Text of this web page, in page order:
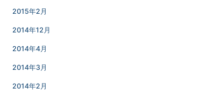
2015年2月
2014年12月
2014年4月
2014年3月
2014年2月